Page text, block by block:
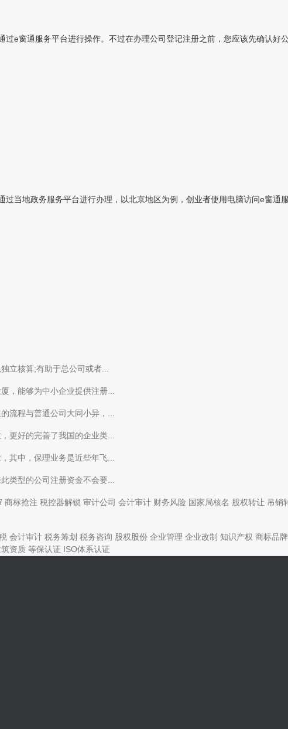
e窗通服务平台进行操作。不过在办理公司登记注册之前，您应该先确认好
当地政务服务平台进行办理，以北京地区为例，创业者使用电脑访问e窗通
立核算;有助于总公司或者...
，能够为中小企业提供注册...
流程与普通公司大同小异，...
更好的完善了我国的企业类...
其中，保理业务是近些年飞...
类型的公司注册资金不会要...
商标抢注 税控器解锁 审计公司 会计审计 财务风险 国家局核名 股权转让 吊销
会计审计 税务筹划 税务咨询 股权股份 企业管理 企业改制 知识产权 商标品牌
资质 等保认证 ISO体系认证